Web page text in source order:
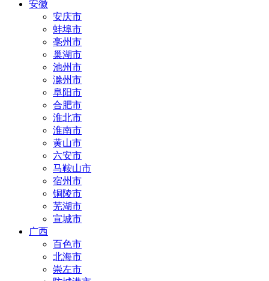
安徽
安庆市
蚌埠市
亳州市
巢湖市
池州市
滁州市
阜阳市
合肥市
淮北市
淮南市
黄山市
六安市
马鞍山市
宿州市
铜陵市
芜湖市
宣城市
广西
百色市
北海市
崇左市